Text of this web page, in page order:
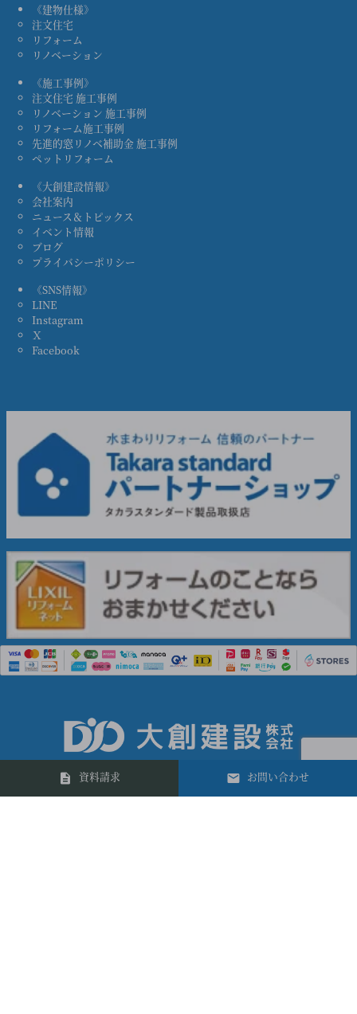
《建物仕様》
注文住宅
リフォーム
リノベーション
《施工事例》
注文住宅 施工事例
リノベーション 施工事例
リフォーム施工事例
先進的窓リノベ補助金 施工事例
ペットリフォーム
《大創建設情報》
会社案内
ニュース＆トピックス
イベント情報
ブログ
プライバシーポリシー
《SNS情報》
LINE
Instagram
Ｘ
Facebook
資料請求 お問い合わせ
0422-41-5991